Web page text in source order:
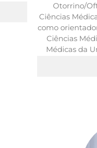
Otorrino/
Ciências
como
Ciências
Médicas da